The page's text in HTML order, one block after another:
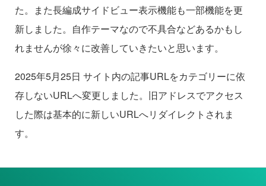
た。また長編成サイドビュー表示機能も一部機能を更
新しました。自作テーマなので不具合などあるかもし
れませんが徐々に改善していきたいと思います。
2025年5月25日 サイト内の記事URLをカテゴリーに依
存しないURLへ変更しました。旧アドレスでアクセス
した際は基本的に新しいURLへリダイレクトされま
す。